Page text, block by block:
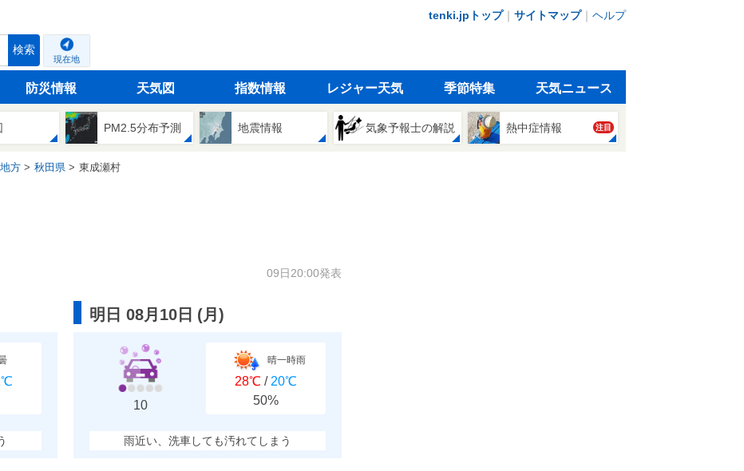
tenki.jpトップ｜ サイトマップ｜ ヘルプ
検索
現在地
防災情報 天気図 指数情報 レジャー天気 季節特集 天気ニュース
PM2.5分布予測 地震情報 気象予報士の解説 熱中症情報 注目
方 秋田県 東成瀬村
09日20:00発表
明日 08月10日 (月 )
10
晴一時雨
28℃ / 20℃
50%
雨近い、洗車しても汚れてしまう